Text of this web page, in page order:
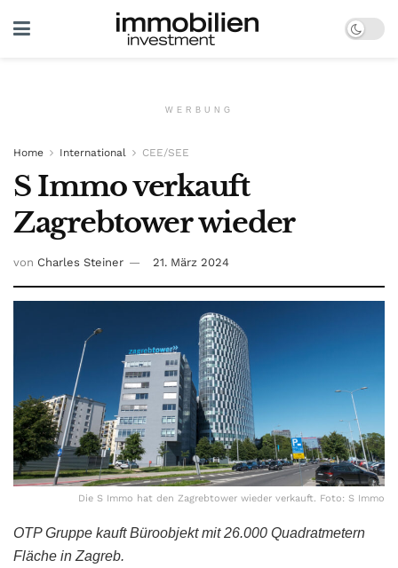
WERBUNG
Home International CEE/SEE
S Immo verkauft
Zagrebtower wieder
von Charles Steiner 21. März 2024
Die S Immo hat den Zagrebtower wieder verkauft. Foto: S Immo
OTP Gruppe kauft Büroobjekt mit 26.000 Quadratmetern
Fläche in Zagreb.